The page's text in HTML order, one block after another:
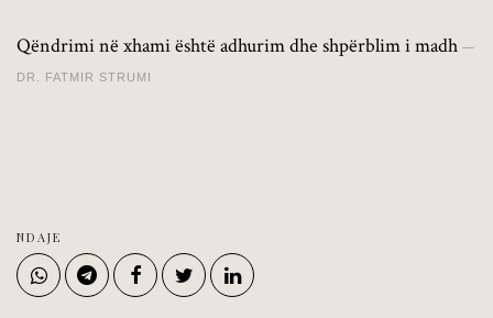
Qëndrimi në xhami është adhurim dhe shpërblim i madh
DR. FATMIR STRUMI
NDAJE